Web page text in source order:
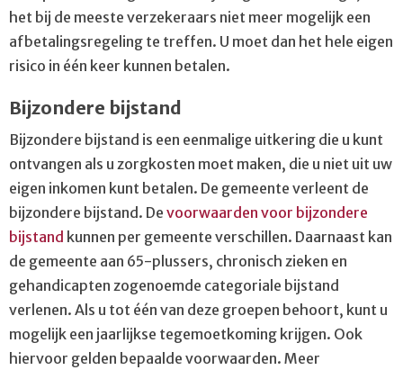
het bij de meeste verzekeraars niet meer mogelijk een
afbetalingsregeling te treffen. U moet dan het hele eigen
risico in één keer kunnen betalen.
Bijzondere bijstand
Bijzondere bijstand is een eenmalige uitkering die u kunt
ontvangen als u zorgkosten moet maken, die u niet uit uw
eigen inkomen kunt betalen. De gemeente verleent de
bijzondere bijstand. De voorwaarden voor bijzondere
bijstand kunnen per gemeente verschillen. Daarnaast kan
de gemeente aan 65-plussers, chronisch zieken en
gehandicapten zogenoemde categoriale bijstand
verlenen. Als u tot één van deze groepen behoort, kunt u
mogelijk een jaarlijkse tegemoetkoming krijgen. Ook
hiervoor gelden bepaalde voorwaarden. Meer